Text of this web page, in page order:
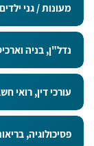
מעונות / גני
נדל"ן, בניה
עורכי דין, רואי
פסיכולוגיה,